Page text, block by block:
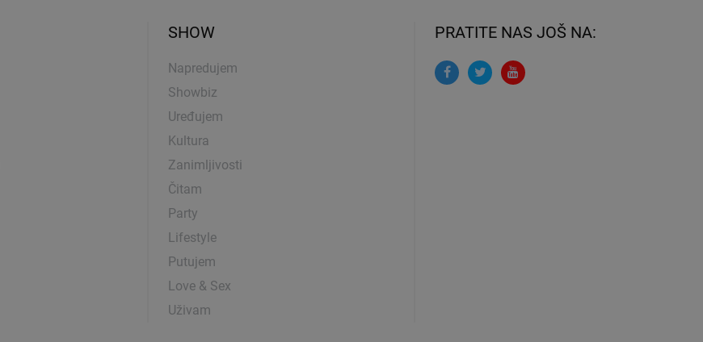
SHOW
Napredujem
Showbiz
Uređujem
Kultura
Zanimljivosti
Čitam
Party
Lifestyle
Putujem
Love & Sex
Uživam
PRATITE NAS JOŠ NA: